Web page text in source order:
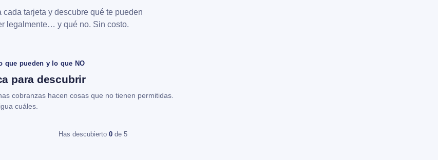
cada tarjeta y descubre qué te pueden
legalmente… y qué no. Sin costo.
que pueden y lo que NO
para descubrir
cobranzas hacen cosas que no tienen permitidas.
cuáles.
Has descubierto 0 de 5